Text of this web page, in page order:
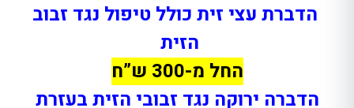
הדברת עצי זית כולל טיפול נגד זבוב
הזית
החל מ-300 ש”ח
הדברה ירוקה נגד זבובי הזית בעזרת